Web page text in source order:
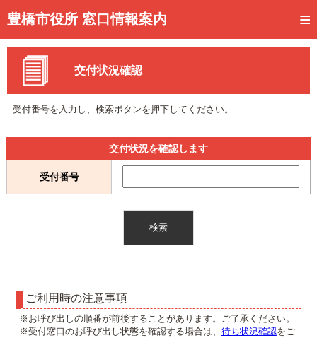
豊橋市役所 窓口情報案内
トップページ
事前予約
予約状況確認
待ち状況確認
交付状況確認
交付状況確認
受付番号を入力し、検索ボタンを押下してください。
交付状況を確認します
受付番号
ご利用時の注意事項
※お呼び出しの順番が前後することがあります。ご了承ください。
※受付窓口のお呼び出し状態を確認する場合は、 待ち状況確認をご